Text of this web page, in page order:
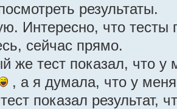
результаты.
Интересно, что тесты
сейчас прямо.
же тест показал, что у
, а я думала, что у меня
показал результат,